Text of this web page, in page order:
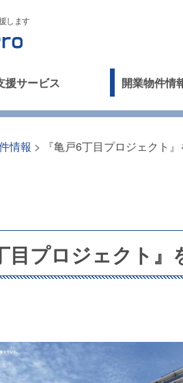
します
援サービス 開業物件情
情報 > 『亀戸6丁目プロジェクト』
目プロジェクト』